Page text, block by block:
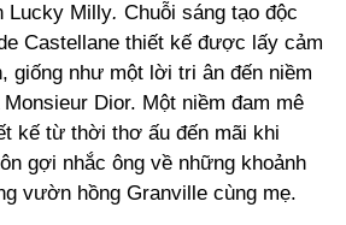
Lucky Milly. Chuỗi sáng tạo độc
Castellane thiết kế được lấy cảm
giống như một lời tri ân đến niềm
Dior. Một niềm đam mê
kế từ thời thơ ấu đến mãi khi
gợi nhắc ông về những khoảnh
vườn hồng Granville cùng mẹ.